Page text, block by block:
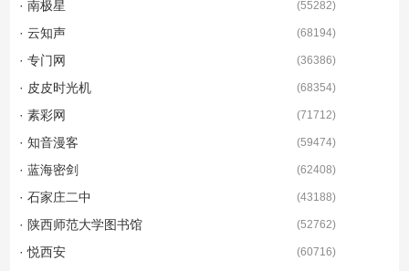
· 南极星 (55282)
· 云知声 (68194)
· 专门网 (36386)
· 皮皮时光机 (68354)
· 素彩网 (71712)
· 知音漫客 (59474)
· 蓝海密剑 (62408)
· 石家庄二中 (43188)
· 陕西师范大学图书馆 (52762)
· 悦西安 (60716)